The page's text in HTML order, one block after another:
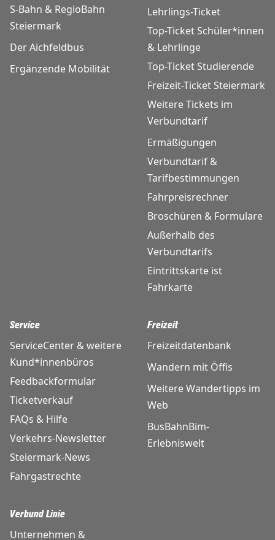
S-Bahn & RegioBahn
Steiermark
Der Aichfeldbus
Ergänzende Mobilität
Lehrlings-Ticket
Top-Ticket Schüler*innen
& Lehrlinge
Top-Ticket Studierende
Freizeit-Ticket Steiermark
Weitere Tickets im
Verbundtarif
Ermäßigungen
Verbundtarif &
Tarifbestimmungen
Fahrpreisrechner
Broschüren & Formulare
Außerhalb des
Verbundtarifs
Eintrittskarte ist
Fahrkarte
Service
ServiceCenter & weitere
Kund*innenbüros
Feedbackformular
Ticketverkauf
FAQs & Hilfe
Verkehrs-Newsletter
Steiermark-News
Fahrgastrechte
Freizeit
Freizeitdatenbank
Wandern mit Öffis
Weitere Wandertipps im
Web
BusBahnBim-
Erlebniswelt
Verbund Linie
Unternehmen &